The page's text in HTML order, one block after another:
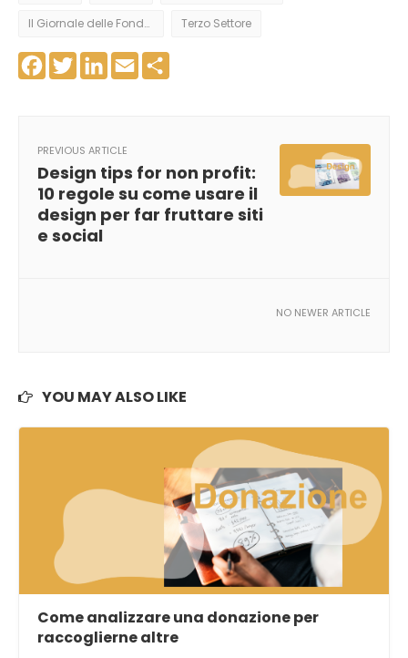
Il Giornale delle Fondazioni Terzo Settore
Facebook
Twitter
LinkedIn
Email
PREVIOUS ARTICLE
Design tips for non profit:
10 regole su come usare il
design per far fruttare siti
e social
NO NEWER ARTICLE
YOU MAY ALSO LIKE
Come analizzare una donazione per
raccoglierne altre